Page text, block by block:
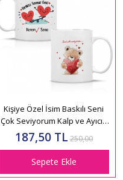
Kişiye Özel İsim Baskılı Seni
Çok Seviyorum Kalp ve Ayıcık
Temalı Sevgili Kupa HK2511
187,50 TL 250,00
Sepete Ekle